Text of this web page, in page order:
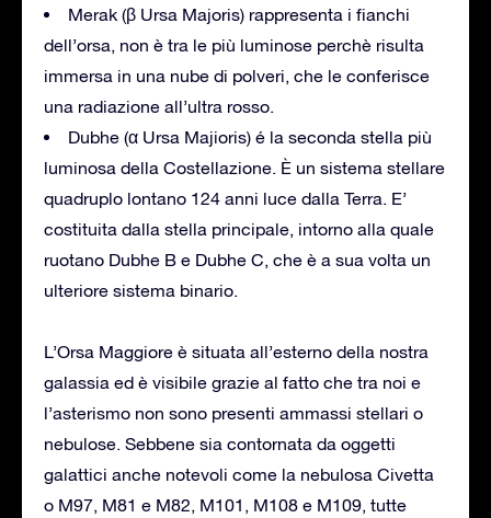
Merak (β Ursa Majoris) rappresenta i fianchi
dell’orsa, non è tra le più luminose perchè risulta
immersa in una nube di polveri, che le conferisce
una radiazione all’ultra rosso.
Dubhe (α Ursa Majioris) é la seconda stella più
luminosa della Costellazione. È un sistema stellare
quadruplo lontano 124 anni luce dalla Terra. E’
costituita dalla stella principale, intorno alla quale
ruotano Dubhe B e Dubhe C, che è a sua volta un
ulteriore sistema binario.
L’Orsa Maggiore è situata all’esterno della nostra
galassia ed è visibile grazie al fatto che tra noi e
l’asterismo non sono presenti ammassi stellari o
nebulose. Sebbene sia contornata da oggetti
galattici anche notevoli come la nebulosa Civetta
o M97, M81 e M82, M101, M108 e M109, tutte